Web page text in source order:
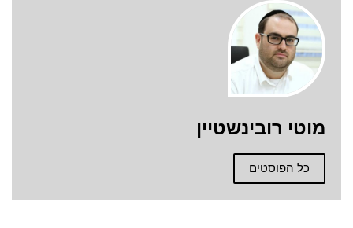
מוטי רובינשטיין
כל הפוסטים